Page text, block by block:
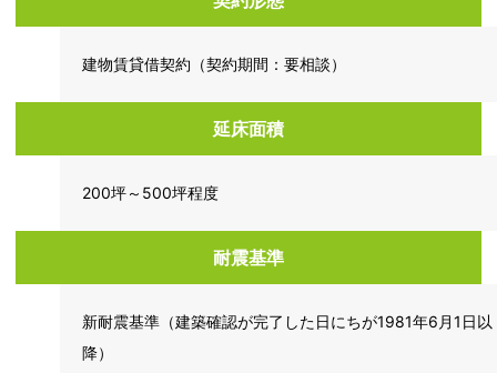
建物賃貸借契約（契約期間：要相談）
延床面積
200坪～500坪程度
耐震基準
新耐震基準（建築確認が完了した日にちが1981年6月1日以
降）